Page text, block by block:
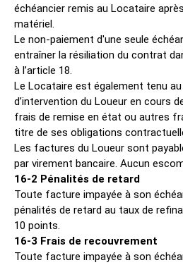
échéancier remis au Locataire
matériel.
Le non-paiement d'une seule
entraîner la résiliation du contrat
à l’article 18.
Le Locataire est également tenu
d’intervention du Loueur en cours
frais de remise en état ou autres
titre de ses obligations
Les factures du Loueur sont
par virement bancaire. Aucun
16-2 Pénalités de retard
Toute facture impayée à son
pénalités de retard au taux de
10 points.
16-3 Frais de recouvrement
Toute facture impayée à son